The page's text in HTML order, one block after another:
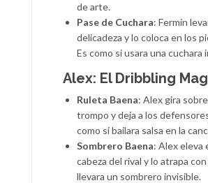
de arte.
Pase de Cuchara: Fermín
delicadeza y lo coloca en los
Es como si usara una cuchara
Alex: El Dribbling
Ruleta Baena: Alex gira
trompo y deja a los
como si bailara salsa en la
Sombrero Baena: Alex eleva
cabeza del rival y lo atrapa
llevara un sombrero invisible.